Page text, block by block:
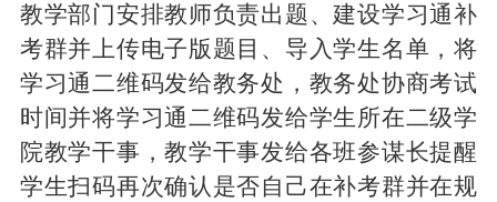
教学部门安排教师负责出题、建设学习通补
考群并上传电子版题目、导入学生名单 ，将
学习通二维码发给教务处，教务处协商考试
时间并将学习通二维码发给学生所在二级学
院教学干事，教学干事发给各班参谋长提醒
学生扫码再次确认是否自己在补考群并在规